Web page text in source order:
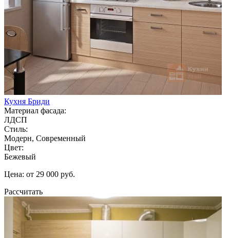
Кухня Бриди
Материал фасада:
ЛДСП
Стиль:
Модерн, Современный
Цвет:
Бежевый
Цена: от 29 000 руб.
Рассчитать